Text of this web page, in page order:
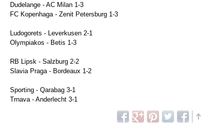
Dudelange - AC Milan 1-3
FC Kopenhaga - Zenit Petersburg 1-3
Ludogorets - Leverkusen 2-1
Olympiakos - Betis 1-3
RB Lipsk - Salzburg 2-2
Slavia Praga - Bordeaux 1-2
Sporting - Qarabag 3-1
Trnava - Anderlecht 3-1